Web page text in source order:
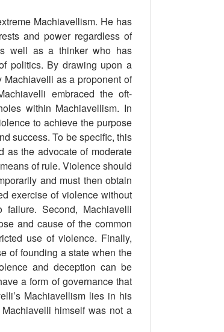
Machiavellism. He has
and power regardless of
well as a thinker who has
politics. By drawing upon a
as a proponent of
embraced the oft-
within Machiavellism. In
to achieve the purpose
success. To be speciﬁc, this
as the advocate of moderate
of rule. Violence should
and must then obtain
exercise of violence without
Second, Machiavelli
and cause of the common
use of violence. Finally,
of founding a state when the
and deception can be
a form of governance that
Machiavellism lies in his
himself was not a